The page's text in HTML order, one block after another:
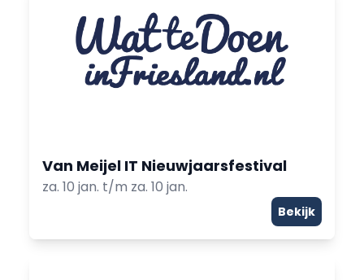
Van Meijel IT Nieuwjaarsfestival
za. 10 jan. t/m za. 10 jan.
Bekijk